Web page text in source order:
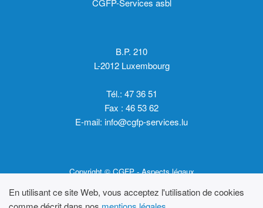
B.P. 210
L-2012 Luxembourg
Tél.: 47 36 51
Fax : 46 53 62
E-mail: info@cgfp-services.lu
Copyright © CGFP -Aspects légaux
En utilisant ce site Web, vous acceptez l'utilisation de cookies